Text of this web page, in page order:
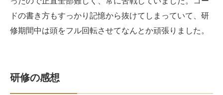
ドの書き方もすっかり記憶から抜けてしまっていて、研
修期間中は頭をフル回転させてなんとか頑張りました。
研修の感想